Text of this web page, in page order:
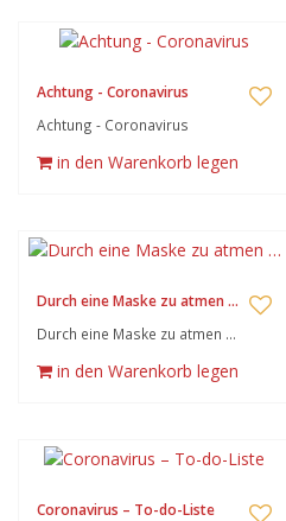
Achtung - Coronavirus
Achtung - Coronavirus
in den Warenkorb legen
Durch eine Maske zu atmen …
Durch eine Maske zu atmen …
in den Warenkorb legen
Coronavirus – To-do-Liste